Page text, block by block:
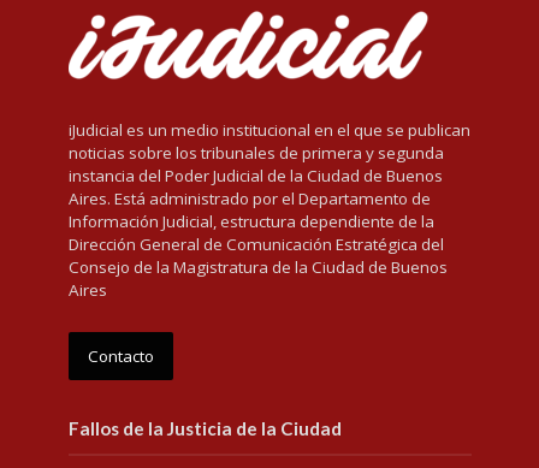
iJudicial es un medio institucional en el que se publican
noticias sobre los tribunales de primera y segunda
instancia del Poder Judicial de la Ciudad de Buenos
Aires. Está administrado por el Departamento de
Información Judicial, estructura dependiente de la
Dirección General de Comunicación Estratégica del
Consejo de la Magistratura de la Ciudad de Buenos
Aires
Contacto
Fallos de la Justicia de la Ciudad